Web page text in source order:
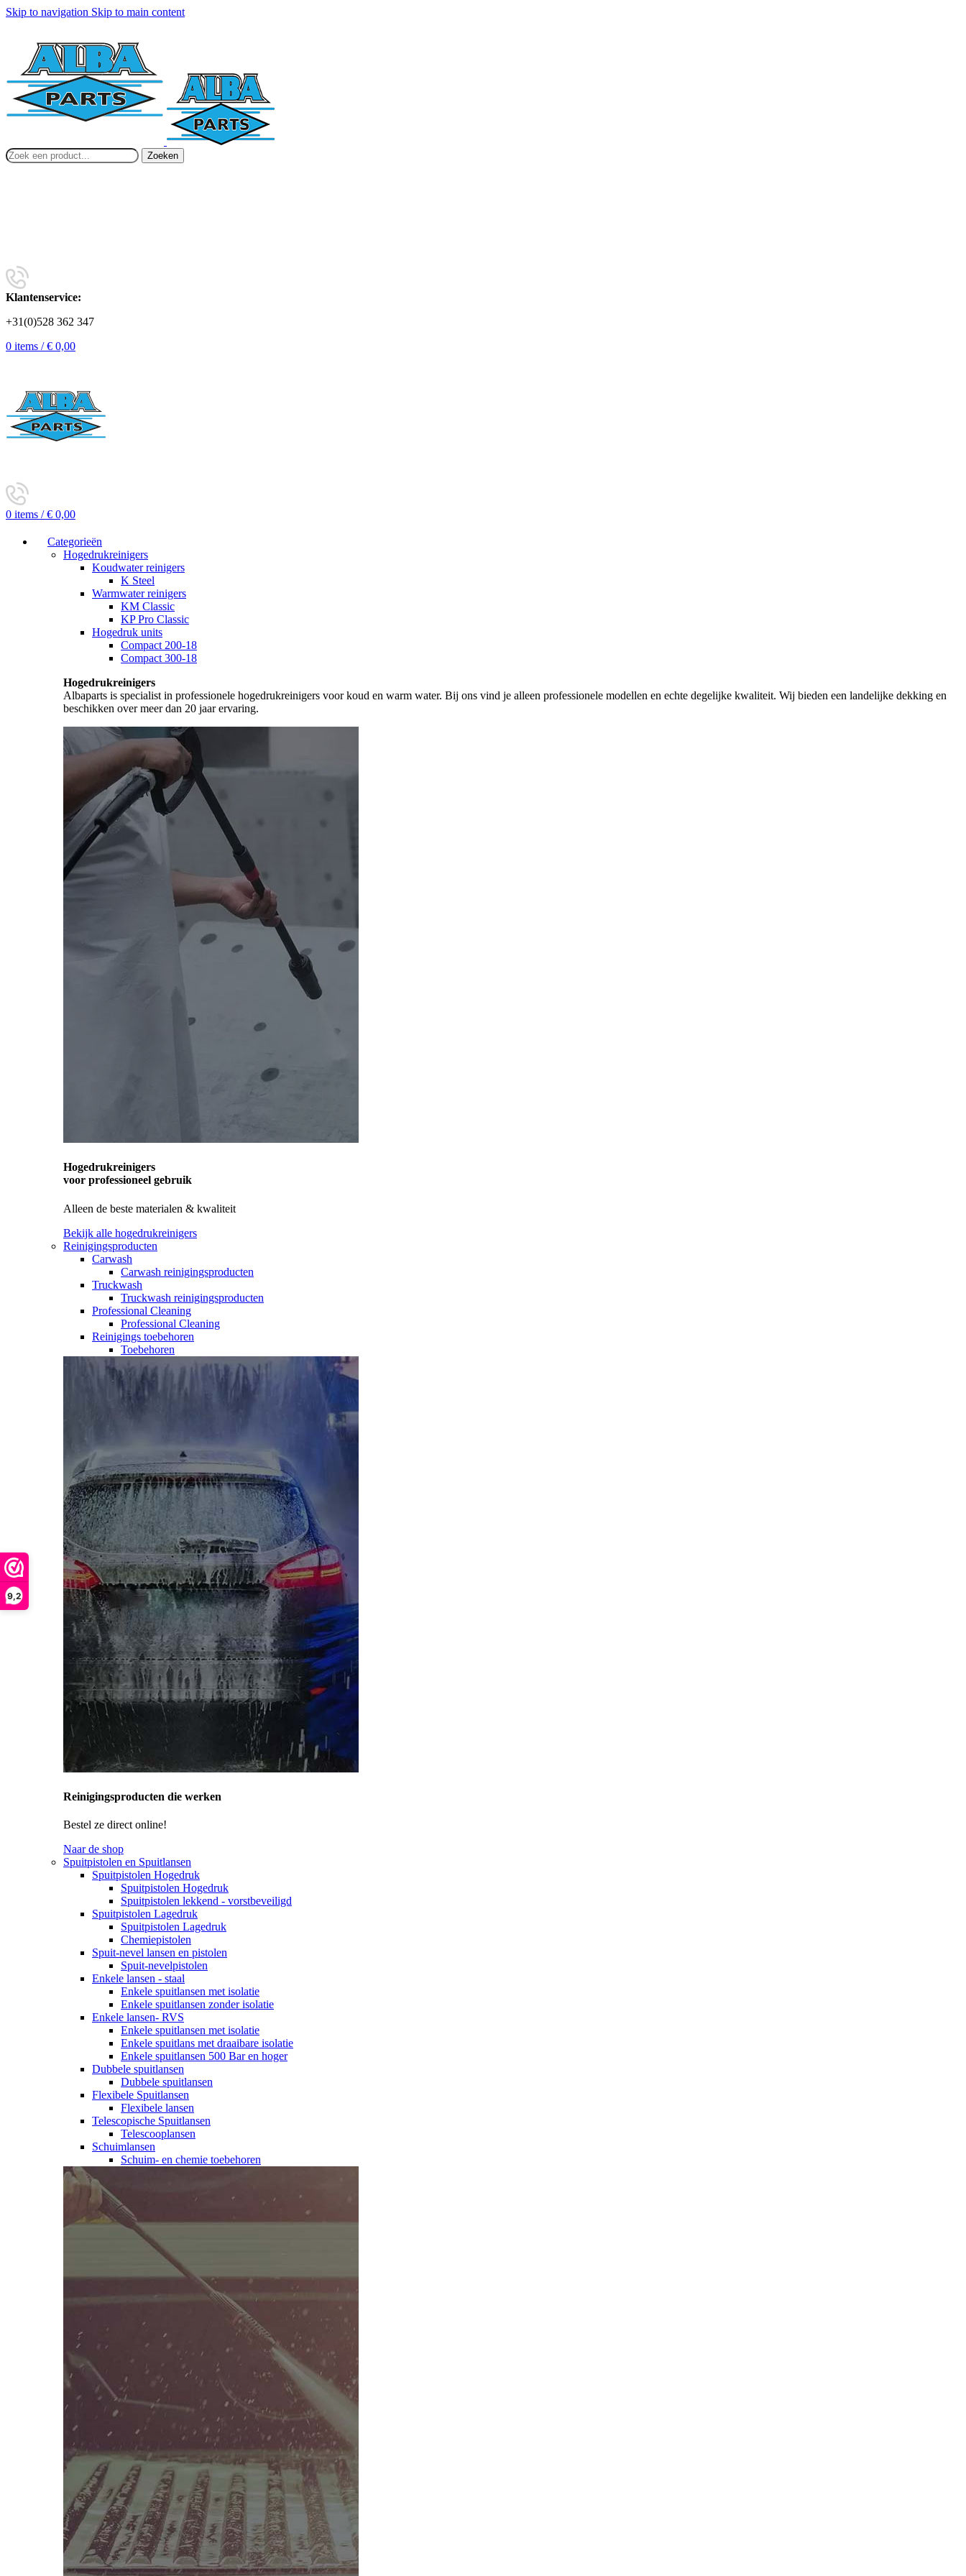
9,2
Skip to navigation Skip to main content
Zoeken
Klantenservice:
+31(0)528 362 347
0 items / € 0,00
0 items / € 0,00
Categorieën
Hogedrukreinigers
Koudwater reinigers
K Steel
Warmwater reinigers
KM Classic
KP Pro Classic
Hogedruk units
Compact 200-18
Compact 300-18
Hogedrukreinigers
Albaparts is specialist in professionele hogedrukreinigers voor koud en warm water. Bij ons vind je alleen professionele modellen en echte degelijke kwaliteit. Wij bieden een landelijke dekking en
beschikken over meer dan 20 jaar ervaring.
Hogedrukreinigers
voor professioneel gebruik
Alleen de beste materialen & kwaliteit
Bekijk alle hogedrukreinigers
Reinigingsproducten
Carwash
Carwash reinigingsproducten
Truckwash
Truckwash reinigingsproducten
Professional Cleaning
Professional Cleaning
Reinigings toebehoren
Toebehoren
Reinigingsproducten die werken
Bestel ze direct online!
Naar de shop
Spuitpistolen en Spuitlansen
Spuitpistolen Hogedruk
Spuitpistolen Hogedruk
Spuitpistolen lekkend - vorstbeveiligd
Spuitpistolen Lagedruk
Spuitpistolen Lagedruk
Chemiepistolen
Spuit-nevel lansen en pistolen
Spuit-nevelpistolen
Enkele lansen - staal
Enkele spuitlansen met isolatie
Enkele spuitlansen zonder isolatie
Enkele lansen- RVS
Enkele spuitlansen met isolatie
Enkele spuitlans met draaibare isolatie
Enkele spuitlansen 500 Bar en hoger
Dubbele spuitlansen
Dubbele spuitlansen
Flexibele Spuitlansen
Flexibele lansen
Telescopische Spuitlansen
Telescooplansen
Schuimlansen
Schuim- en chemie toebehoren